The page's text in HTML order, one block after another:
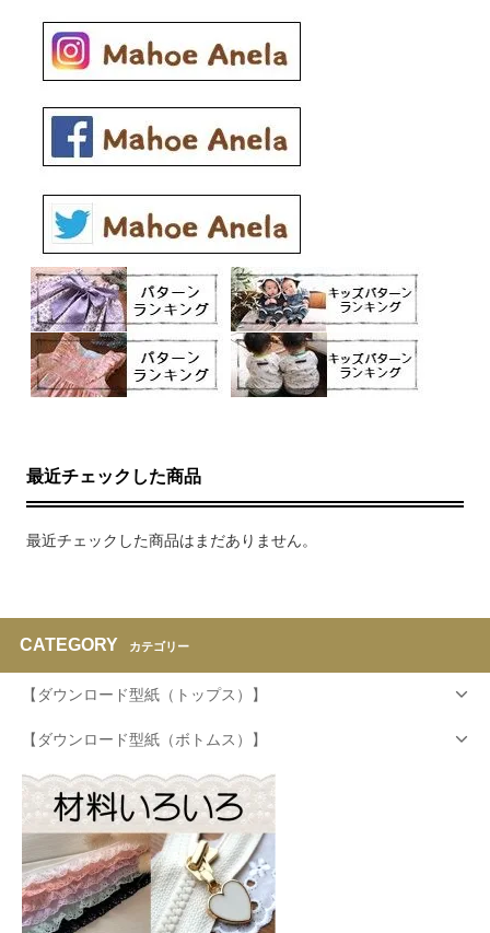
最近チェックした商品
最近チェックした商品はまだありません。
CATEGORY カテゴリー
【ダウンロード型紙（トップス）】
【ダウンロード型紙（ボトムス）】